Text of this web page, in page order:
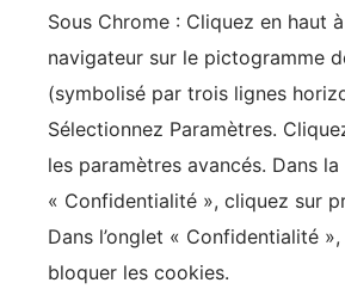
Sous Chrome : Cliquez en haut
navigateur sur le pictogramme
(symbolisé par trois lignes
Sélectionnez Paramètres.
les paramètres avancés. Dans
« Confidentialité », cliquez sur
Dans l’onglet « Confidentialité
bloquer les cookies.